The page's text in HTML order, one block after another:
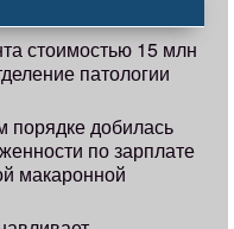
стоимостью 15 млн
патологии
порядке добилась
по зарплате
макаронной